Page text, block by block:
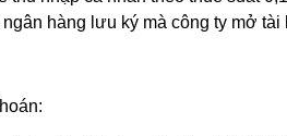
hàng lưu ký mà công ty mở tài